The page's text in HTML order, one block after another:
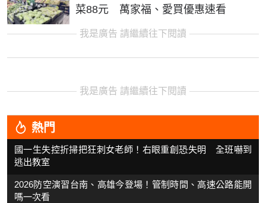
菜88元 萬家福、愛買優惠速看
我是廣告 請繼續往下閱讀
我是廣告 請繼續往下閱讀
熱門
國一生失控折掃把狂刺女老師！右眼重創恐失明 全班嚇到
逃出教室
2026防空演習台南、高雄今登場！管制時間、高速公路能開
嗎一次看